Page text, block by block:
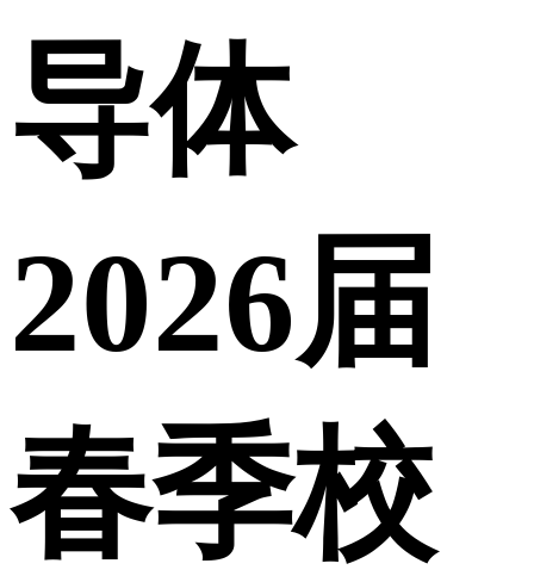
导体
2026届
春季校